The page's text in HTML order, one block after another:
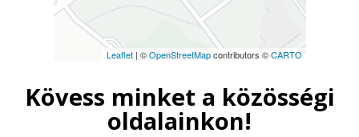
Leaflet| ©OpenStreetMapcontributors ©CARTO
Kövess minket a közösségi
oldalainkon!